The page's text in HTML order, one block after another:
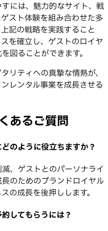
には、魅力的なサイト、戦
スト体験を組み合わせた多
記の戦略を実践すること
を確立し、ゲストのロイヤ
図ることができます。
リティへの真摯な情熱が、
レンタル事業を成長させる
あるご質問
のように役立ちますか？
、ゲストとのパーソナライ
のためのブランドロイヤル
の成長を後押しします。
してもらうには？